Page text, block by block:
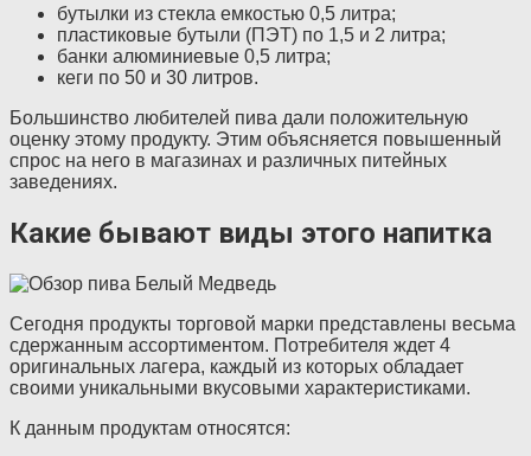
бутылки из стекла емкостью 0,5 литра;
пластиковые бутыли (ПЭТ) по 1,5 и 2 литра;
банки алюминиевые 0,5 литра;
кеги по 50 и 30 литров.
Большинство любителей пива дали положительную
оценку этому продукту. Этим объясняется повышенный
спрос на него в магазинах и различных питейных
заведениях.
Какие бывают виды этого напитка
Сегодня продукты торговой марки представлены весьма
сдержанным ассортиментом. Потребителя ждет 4
оригинальных лагера, каждый из которых обладает
своими уникальными вкусовыми характеристиками.
К данным продуктам относятся: